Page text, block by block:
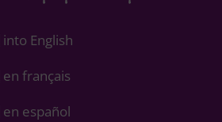
English
français
español